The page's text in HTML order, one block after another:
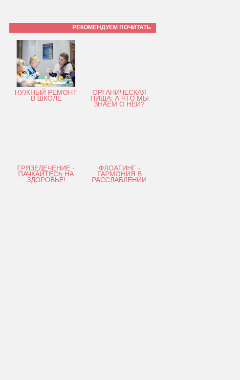
РЕКОМЕНДУЕМ ПОЧИТАТЬ
НУЖНЫЙ РЕМОНТ
В ШКОЛЕ
ОРГАНИЧЕСКАЯ
ПИЩА: А ЧТО МЫ
ЗНАЕМ О НЕЙ?
ГРЯЗЕЛЕЧЕНИЕ -
ПАЧКАЙТЕСЬ НА
ЗДОРОВЬЕ!
ФЛОАТИНГ -
ГАРМОНИЯ В
РАССЛАБЛЕНИИ